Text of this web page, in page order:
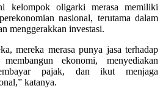
kelompok oligarki merasa memiliki
nasional, terutama dalam
menggerakkan investasi.
mereka merasa punya jasa terhadap
ekonomi, menyediakan
pajak, dan ikut menjaga
katanya.